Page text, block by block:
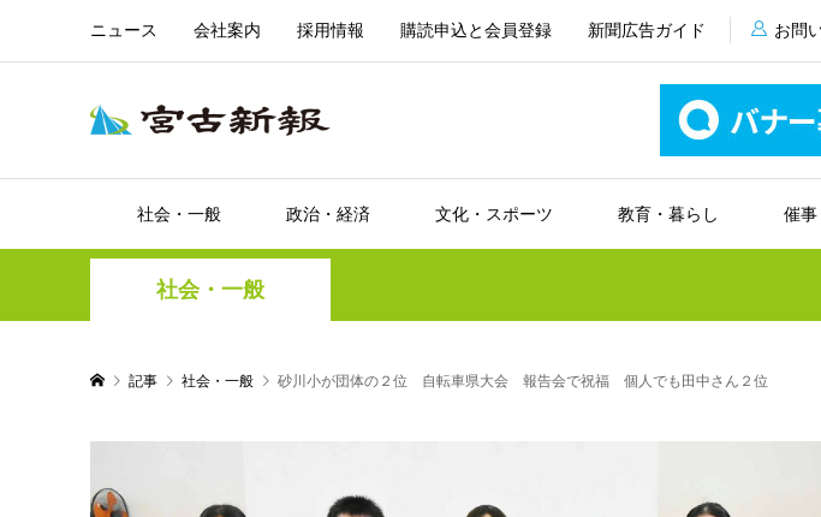
ニュース 会社案内 採用情報 購読申込と会員登録 新聞広告ガイド お問
社会・一般 政治・経済 文化・スポーツ 教育・暮らし 催事
社会・一般
記事 社会・一般 砂川小が団体の２位 自転車県大会 報告会で祝福 個人でも田中さん２位